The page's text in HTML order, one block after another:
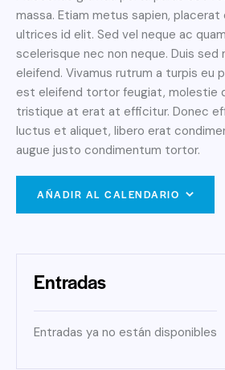
massa. Etiam metus sapien,
ultrices id elit. Sed vel neque ac
scelerisque nec non neque. Duis sed
eleifend. Vivamus rutrum a turpis eu
est eleifend tortor feugiat, molestie
tristique at erat at efficitur. Donec
luctus et aliquet, libero erat
augue justo condimentum tortor.
AÑADIR AL CALENDARIO
Entradas
Entradas ya no están disponibles